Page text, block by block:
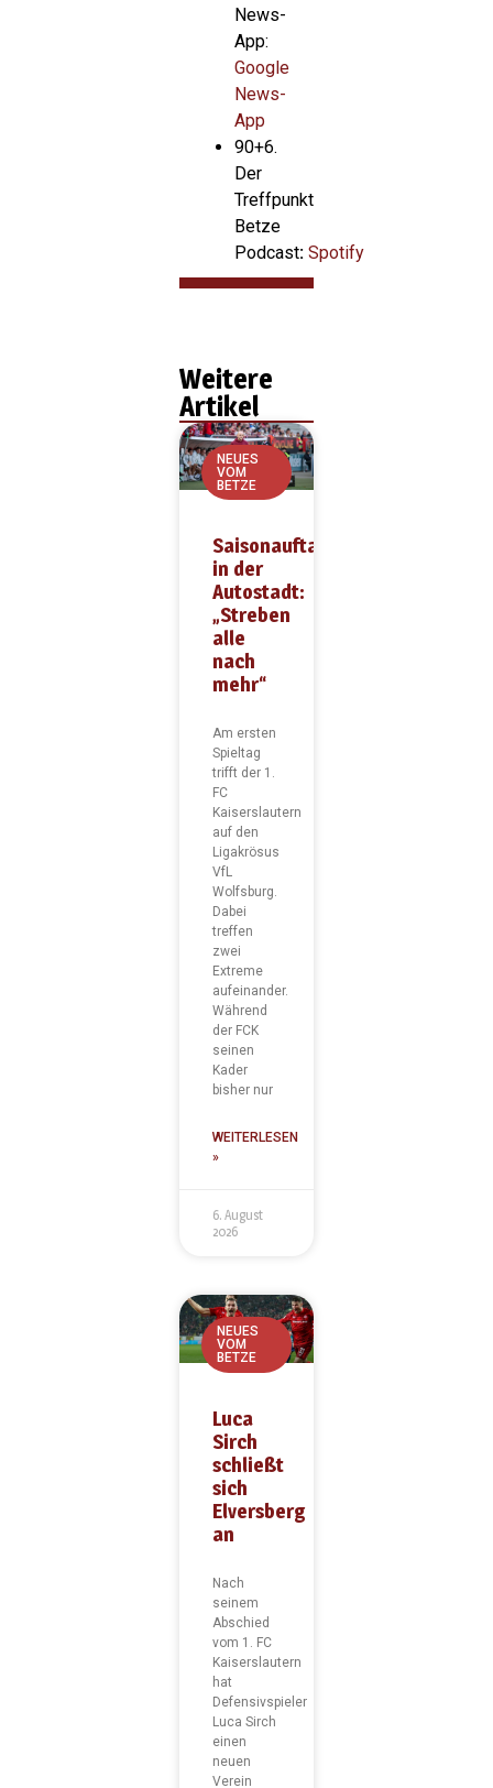
News-
App:
Google
News-
App
90+6.
Der
Treffpunkt
Betze
Podcast: Spotify
Weitere
Artikel
NEUES
VOM
BETZE
Saisonauftakt
in der
Autostadt:
„Streben
alle
nach
mehr“
Am ersten
Spieltag
trifft der 1.
FC
Kaiserslautern
auf den
Ligakrösus
VfL
Wolfsburg.
Dabei
treffen
zwei
Extreme
aufeinander.
Während
der FCK
seinen
Kader
bisher nur
WEITERLESEN
»
6. August
2026
NEUES
VOM
BETZE
Luca
Sirch
schließt
sich
Elversberg
an
Nach
seinem
Abschied
vom 1. FC
Kaiserslautern
hat
Defensivspieler
Luca Sirch
einen
neuen
Verein